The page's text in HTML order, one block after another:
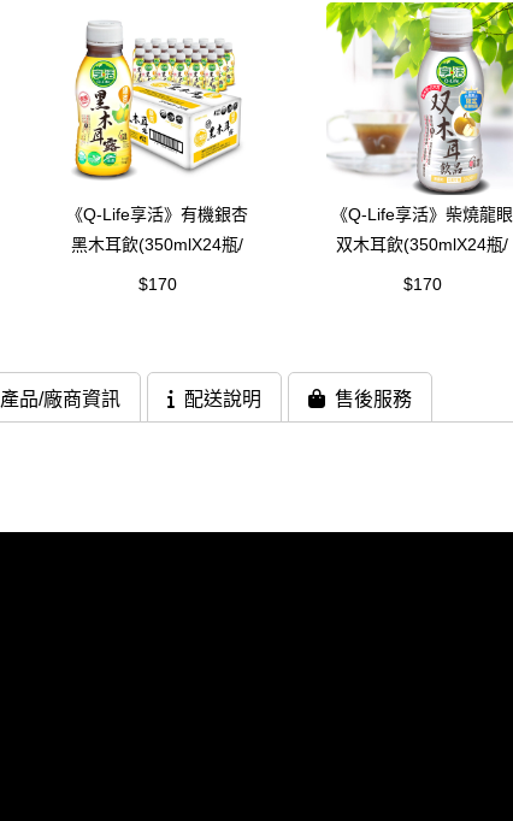
《Q-Life享活》有機銀杏
黑木耳飲(350mlX24瓶/
箱)
$170
《Q-Life享活》柴燒龍眼
双木耳飲(350mlX24瓶/
箱)
$170
產品/廠商資訊 配送說明 售後服務